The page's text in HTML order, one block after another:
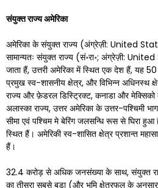
संयुक्त राज्य अमेरिका
अमेरिका के संयुक्त राज्य (अंग्रेज़ी: United
सामान्यतः संयुक्त राज्य (सं॰रा॰; अंग्रेज़ी:
जाता हैं, उत्तरी अमेरिका में स्थित एक देश हैं, यह
प्रमुख स्व-शासनीय क्षेत्र, और विभिन्न अधिनस्थ
राज्य और फ़ेडरल डिस्ट्रिक्ट, कनाडा और मेक्सिको
अलास्का राज्य, उत्तर अमेरिका के उत्तर-पश्चिमी
सीमा एवं पश्चिम मे बेरिंग जलसन्धि रूस से घिरा हुआ
स्थित हैं। अमेरिकी स्व-शासित क्षेत्र प्रशान्त
हैं।
32.4 करोड़ से अधिक जनसंख्या के साथ, संयुक्त
का तीसरा सबसे बड़ा (और भूमि क्षेत्रफल के